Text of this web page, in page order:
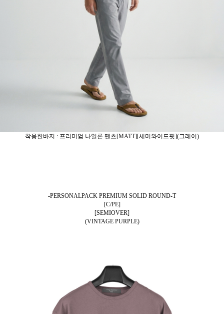
착용한바지 : 프리미엄 나일론 팬츠[MATT][세미와이드핏](그레이)
-PERSONALPACK PREMIUM SOLID ROUND-T
[C/PE]
[SEMIOVER]
(VINTAGE PURPLE)